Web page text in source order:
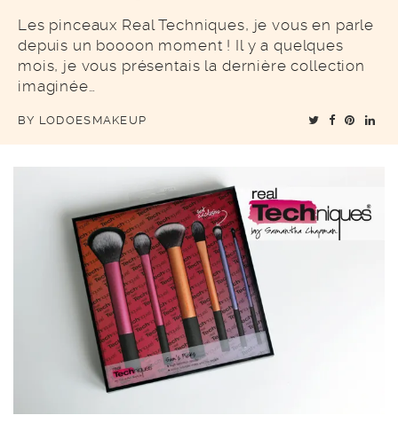
Les pinceaux Real Techniques, je vous en parle
depuis un boooon moment ! Il y a quelques
mois, je vous présentais la dernière collection
imaginée…
BY LODOESMAKEUP